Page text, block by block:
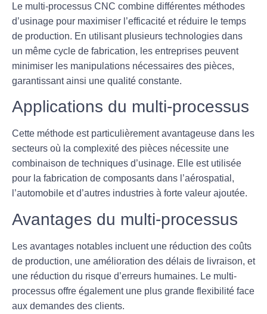
Le multi-processus CNC combine différentes méthodes
d’usinage pour maximiser l’efficacité et réduire le temps
de production. En utilisant plusieurs technologies dans
un même cycle de fabrication, les entreprises peuvent
minimiser les manipulations nécessaires des pièces,
garantissant ainsi une qualité constante.
Applications du multi-processus
Cette méthode est particulièrement avantageuse dans les
secteurs où la complexité des pièces nécessite une
combinaison de techniques d’usinage. Elle est utilisée
pour la fabrication de composants dans l’aérospatial,
l’automobile et d’autres industries à forte valeur ajoutée.
Avantages du multi-processus
Les avantages notables incluent une réduction des coûts
de production, une amélioration des délais de livraison, et
une réduction du risque d’erreurs humaines. Le multi-
processus offre également une plus grande flexibilité face
aux demandes des clients.